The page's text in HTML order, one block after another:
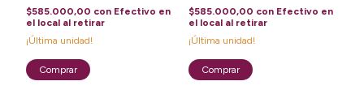
$585.000,00 con Efectivo en
el local al retirar
¡Última unidad!
$585.000,00 con Efectivo en
el local al retirar
¡Última unidad!